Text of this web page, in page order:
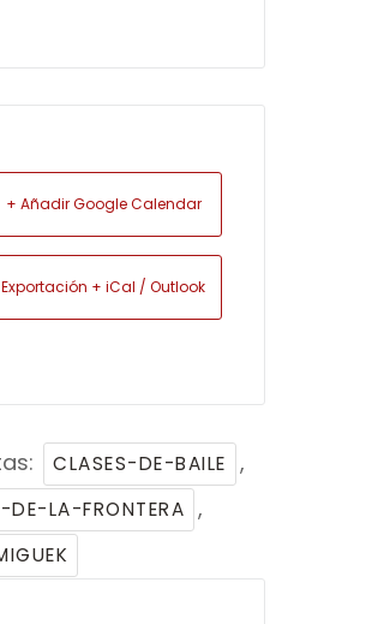
+ Añadir Google Calendar
Exportación + iCal / Outlook
CLASES-DE-BAILE ,
DE-LA-FRONTERA ,